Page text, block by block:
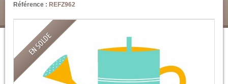
Référence : REFZ962
EN SOLDE